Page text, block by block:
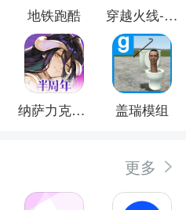
地铁跑酷 穿越火线-枪战王者
纳萨力克之王 盖瑞模组
更多